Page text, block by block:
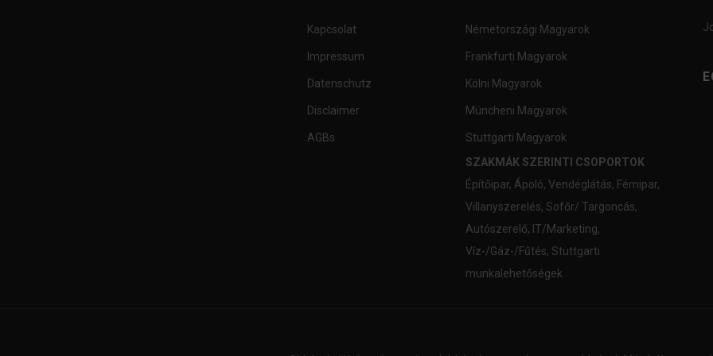
Kapcsolat
Impressum
Datenschutz
Disclaimer
AGBs
Németországi Magyarok
Frankfurti Magyarok
Kölni Magyarok
Müncheni Magyarok
Stuttgarti Magyarok
SZAKMÁK SZERINTI CSOPORTOK
Építőipar, Ápoló, Vendéglátás, Fémipar,
Villanyszerelés, Sofőr/ Targoncás,
Autószerelő, IT/Marketing,
Víz-/Gáz-/Fűtés, Stuttgarti
munkalehetőségek